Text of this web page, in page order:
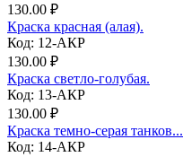
130.00 ₽
Краска красная (алая).
Код: 12-АКР
130.00 ₽
Краска светло-голубая.
Код: 13-АКР
130.00 ₽
Краска темно-серая танков...
Код: 14-АКР